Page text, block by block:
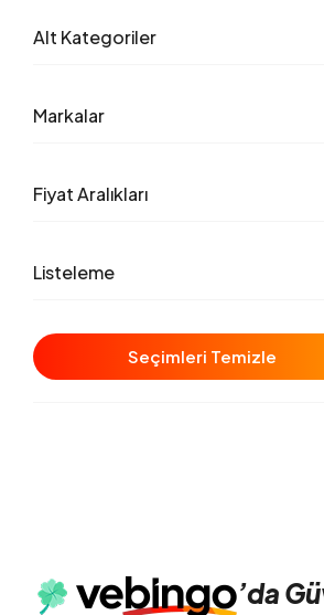
Alt Kategoriler
Markalar
Fiyat Aralıkları
Listeleme
Seçimleri Temizle
’da